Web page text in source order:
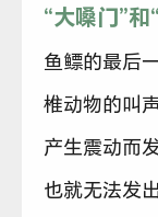
“大嗓门”和
鱼鳔的最后
椎动物的叫
产生震动而
也就无法发